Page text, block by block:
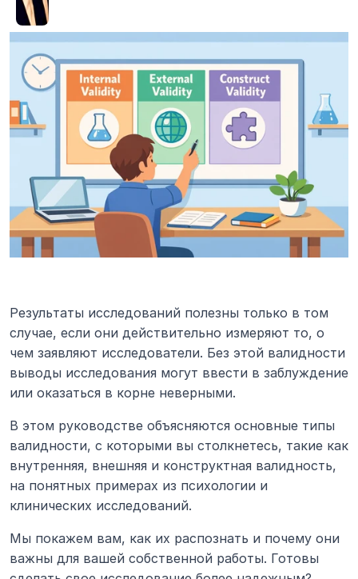
Результаты исследований полезны только в том
случае, если они действительно измеряют то, о
чем заявляют исследователи. Без этой валидности
выводы исследования могут ввести в заблуждение
или оказаться в корне неверными.
В этом руководстве объясняются основные типы
валидности, с которыми вы столкнетесь, такие как
внутренняя, внешняя и конструктная валидность,
на понятных примерах из психологии и
клинических исследований.
Мы покажем вам, как их распознать и почему они
важны для вашей собственной работы. Готовы